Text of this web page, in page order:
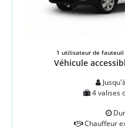
1 utilisateur de fauteuil
Véhicule
4 valises
Chauffeur